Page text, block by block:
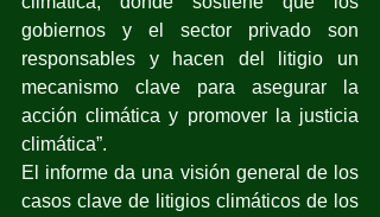
gobiernos y el sector privado son
responsables y hacen del litigio un
mecanismo clave para asegurar la
acción climática y promover la justicia
climática”.
El informe da una visión general de los
casos clave de litigios climáticos de los